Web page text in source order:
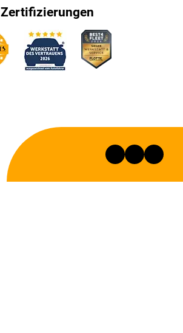
Zertifizierungen